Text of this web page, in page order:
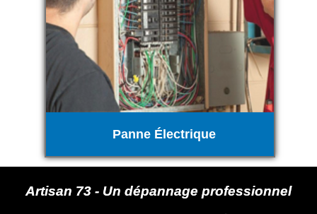
Panne Électrique
Artisan 73 - Un dépannage professionnel